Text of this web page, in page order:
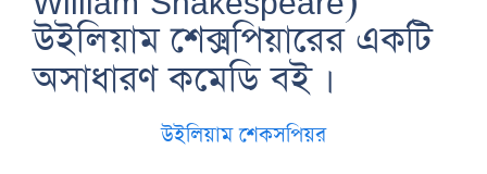
উইলিয়াম শেক্সপিয়ারের একটি
অসাধারণ কমেডি বই ।
উইলিয়াম শেকসপিয়র